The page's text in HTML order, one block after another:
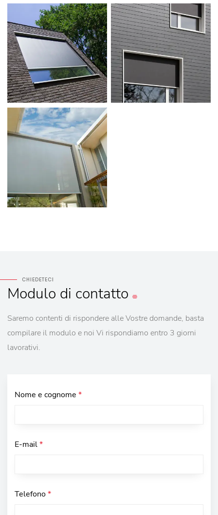
CHIEDETECI
Modulo di contatto
Saremo contenti di rispondere alle Vostre domande, basta
compilare il modulo e noi Vi rispondiamo entro 3 giorni
lavorativi.
Nome e cognome *
E-mail*
Telefono*